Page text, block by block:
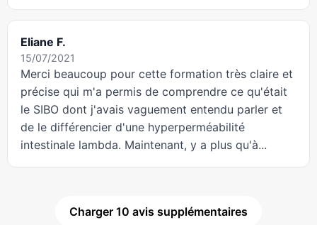
Eliane F.
15/07/2021
Merci beaucoup pour cette formation très claire et
précise qui m'a permis de comprendre ce qu'était
le SIBO dont j'avais vaguement entendu parler et
de le différencier d'une hyperperméabilité
intestinale lambda. Maintenant, y a plus qu'à...
Charger 10 avis supplémentaires